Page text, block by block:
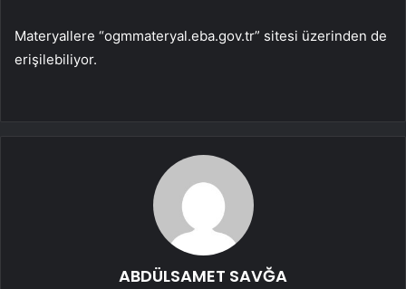
Materyallere “ogmmateryal.eba.gov.tr” sitesi üzerinden de
erişilebiliyor.
ABDÜLSAMET SAVĞA